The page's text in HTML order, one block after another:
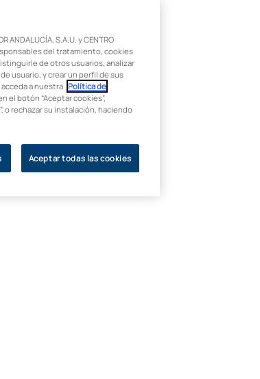
ANDALUCÍA, S.A.U. y CENTRO
del tratamiento, cookies
de otros usuarios, analizar
usuario, y crear un perfil de sus
a nuestra Política de
el botón “Aceptar cookies”,
o rechazar su instalación, haciendo
Aceptar todas las cookies